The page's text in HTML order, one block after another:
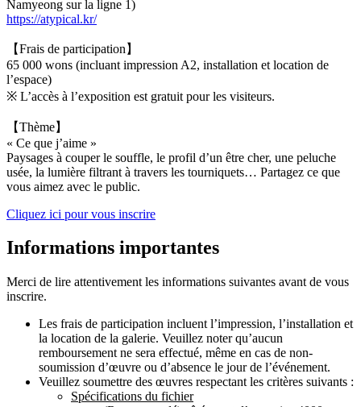
Namyeong sur la ligne 1)
https://atypical.kr/
【Frais de participation】
65 000 wons (incluant impression A2, installation et location de
l’espace)
※ L’accès à l’exposition est gratuit pour les visiteurs.
【Thème】
« Ce que j’aime »
Paysages à couper le souffle, le profil d’un être cher, une peluche
usée, la lumière filtrant à travers les tourniquets… Partagez ce que
vous aimez avec le public.
Cliquez ici pour vous inscrire
Informations importantes
Merci de lire attentivement les informations suivantes avant de vous
inscrire.
Les frais de participation incluent l’impression, l’installation et
la location de la galerie. Veuillez noter qu’aucun
remboursement ne sera effectué, même en cas de non-
soumission d’œuvre ou d’absence le jour de l’événement.
Veuillez soumettre des œuvres respectant les critères suivants :
Spécifications du fichier